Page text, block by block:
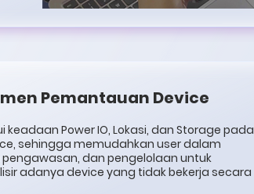
Pemantauan Device
keadaan Power IO, Lokasi, dan Storage pada
sehingga memudahkan user dalam
dan pengelolaan untuk
adanya device yang tidak bekerja secara